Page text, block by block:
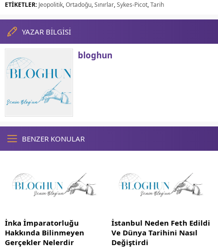
ETİKETLER: Jeopolitik,Ortadoğu,Sınırlar,Sykes-Picot,Tarih
YAZAR BİLGİSİ
bloghun
BENZER KONULAR
İnka İmparatorluğu
Hakkında Bilinmeyen
Gerçekler Nelerdir
İstanbul Neden Feth Edildi
Ve Dünya Tarihini Nasıl
Değiştirdi